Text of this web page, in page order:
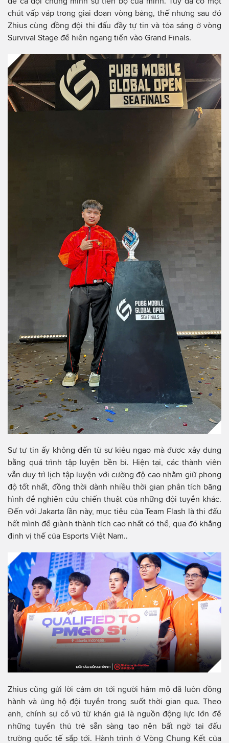
chút vấp váp trong giai đoạn vòng bảng, thế nhưng sau đó
Zhius cùng đồng đội thi đấu đầy tự tin và tỏa sáng ở vòng
Survival Stage để hiên ngang tiến vào Grand Finals.
Sự tự tin ấy không đến từ sự kiêu ngạo mà được xây dựng
bằng quá trình tập luyện bền bỉ. Hiện tại, các thành viên
vẫn duy trì lịch tập luyện với cường độ cao nhằm giữ phong
độ tốt nhất, đồng thời dành nhiều thời gian phân tích băng
hình để nghiên cứu chiến thuật của những đội tuyển khác.
Đến với Jakarta lần này, mục tiêu của Team Flash là thi đấu
hết mình để giành thành tích cao nhất có thể, qua đó khẳng
định vị thế của Esports Việt Nam..
Zhius cũng gửi lời cảm ơn tới người hâm mộ đã luôn đồng
hành và ủng hộ đội tuyển trong suốt thời gian qua. Theo
anh, chính sự cổ vũ từ khán giả là nguồn động lực lớn để
những tuyển thủ trẻ sẵn sàng tạo nên bất ngờ tại đấu
trường quốc tế sắp tới. Hành trình ở Vòng Chung Kết của